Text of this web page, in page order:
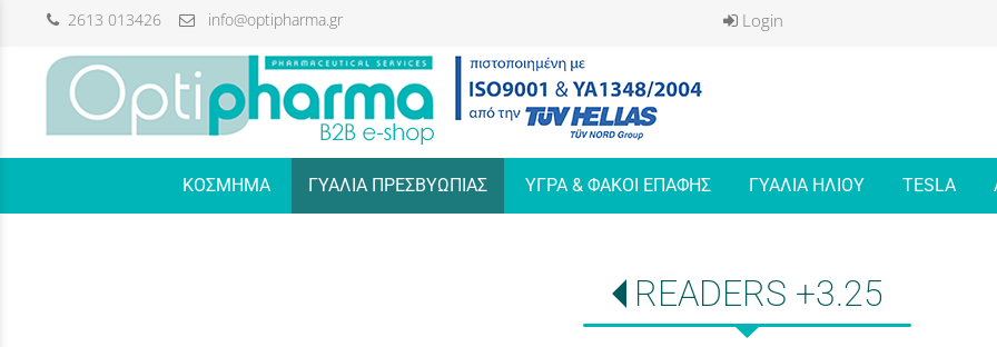
2613 013426 info@optipharma.gr Login
ΚΟΣΜΗΜΑ ΓΥΑΛΙΑ ΠΡΕΣΒΥΩΠΙΑΣ ΥΓΡΑ & ΦΑΚΟΙ ΕΠΑΦΗΣ ΓΥΑΛΙΑ ΗΛΙΟΥ TESLA
READERS +3.25